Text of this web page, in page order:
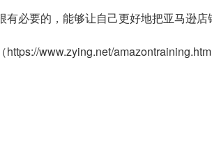
必要的，能够让自己更好地把亚马逊店
https://www.zying.net/